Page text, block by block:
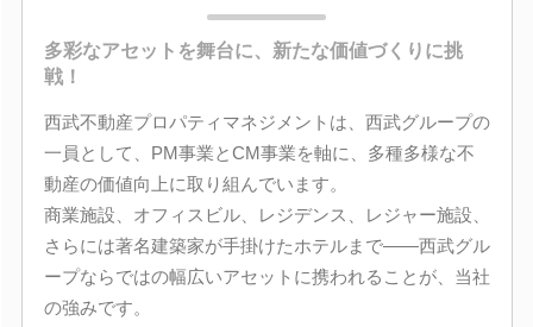
多彩なアセットを舞台に、新たな価値づくりに挑
戦！
西武不動産プロパティマネジメントは、西武グループの
一員として、PM事業とCM事業を軸に、多種多様な不
動産の価値向上に取り組んでいます。
商業施設、オフィスビル、レジデンス、レジャー施設、
さらには著名建築家が手掛けたホテルまで――西武グル
ープならではの幅広いアセットに携われることが、当社
の強みです。